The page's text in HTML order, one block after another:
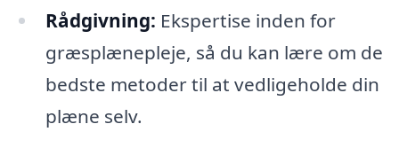
Rådgivning: Ekspertise inden for
græsplænepleje, så du kan lære om de
bedste metoder til at vedligeholde din
plæne selv.